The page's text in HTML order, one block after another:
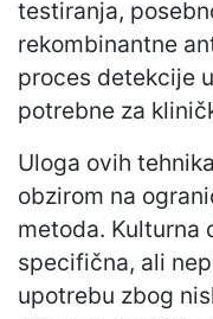
testiranja,
rekombinantne
proces detekcije
potrebne za
Uloga ovih
obzirom na
metoda. Kulturna
specifična, ali
upotrebu zbog